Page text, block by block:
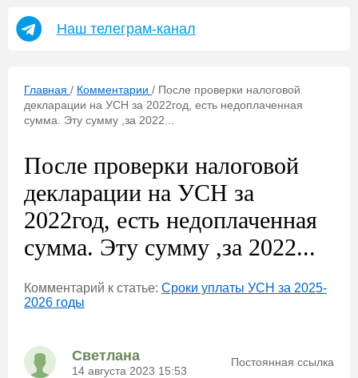
Наш телеграм-канал
Главная / Комментарии / После проверки налоговой
декларации на УСН за 2022год, есть недоплаченная
сумма. Эту сумму ,за 2022...
После проверки налоговой
декларации на УСН за
2022год, есть недоплаченная
сумма. Эту сумму ,за 2022...
Комментарий к статье: Сроки уплаты УСН за 2025-
2026 годы
Светлана
14 августа 2023 15:53
Постоянная ссылка